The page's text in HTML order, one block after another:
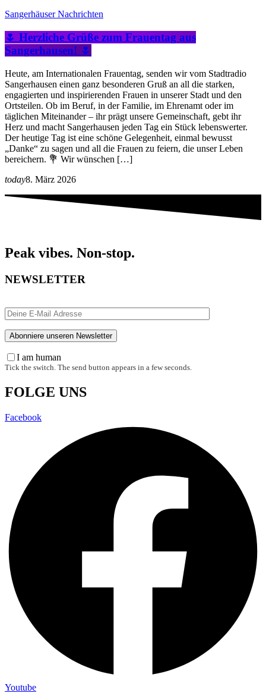
Sangerhäuser Nachrichten
🌷 Herzliche Grüße zum Frauentag aus
Sangerhausen! 🌷
Heute, am Internationalen Frauentag, senden wir vom Stadtradio
Sangerhausen einen ganz besonderen Gruß an all die starken,
engagierten und inspirierenden Frauen in unserer Stadt und den
Ortsteilen. Ob im Beruf, in der Familie, im Ehrenamt oder im
täglichen Miteinander – ihr prägt unsere Gemeinschaft, gebt ihr
Herz und macht Sangerhausen jeden Tag ein Stück lebenswerter.
Der heutige Tag ist eine schöne Gelegenheit, einmal bewusst
„Danke“ zu sagen und all die Frauen zu feiern, die unser Leben
bereichern. 💐 Wir wünschen […]
today8. März 2026
Peak vibes. Non-stop.
NEWSLETTER
I am human
Tick the switch. The send button appears in a few seconds.
FOLGE UNS
Facebook
Youtube